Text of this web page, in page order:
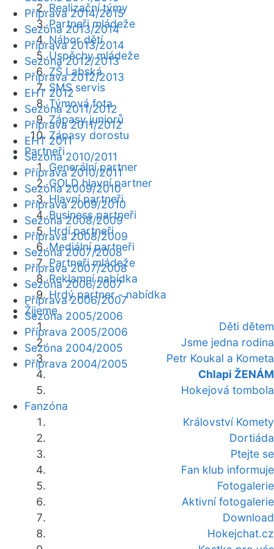
Realizační týmy
Partneři mládeže
Nábor dětí
Úspěchy mládeže
ZŠ Labská
SMS servis
Týmová fota
Zápasy juniorů
Zápasy dorostu
Partneři
Generální partner
GOLD hlavní partner
Hlavní partneři
Business partneři
Hrdí partneři
Mediální partneři
Partneři mládeže
Reklamní nabídka
Hrdý partner - nabídka
Žijeme
Děti dětem
Jsme jedna rodina
Petr Koukal a Kometa
Chlapi ŽENÁM
Hokejová tombola
Fanzóna
Království Komety
Dortiáda
Ptejte se
Fan klub informuje
Fotogalerie
Aktivní fotogalerie
Download
Hokejchat.cz
Příprava 2014/2015
Sezóna 2013/2014
Příprava 2013/2014
Sezóna 2012/2013
Příprava 2012/2013
EHT 2012
Sezóna 2011/2012
Příprava 2011/2012
EHT 2011
Sezóna 2010/2011
Příprava 2010/2011
Sezóna 2009/2010
Příprava 2009/2010
Sezóna 2008/2009
Příprava 2008/2009
Sezóna 2007/2008
Příprava 2007/2008
Sezóna 2006/2007
Příprava 2006/2007
Sezóna 2005/2006
Příprava 2005/2006
Sezóna 2004/2005
Příprava 2004/2005